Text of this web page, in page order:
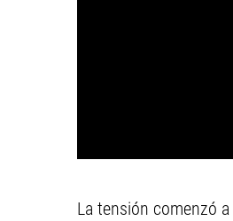
La tensión comenzó